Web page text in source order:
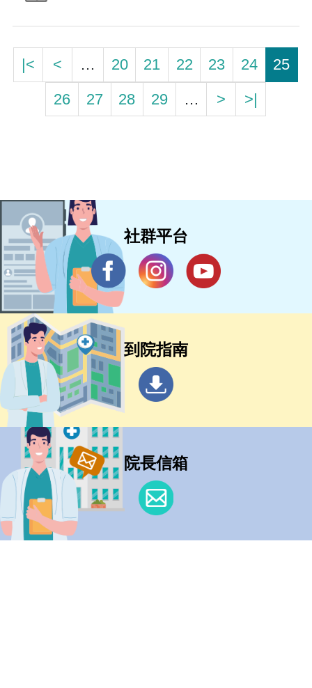
|< < … 20 21 22 23 24
25
26
27 28 29 … > >|
社群平台
到院指南
院長信箱